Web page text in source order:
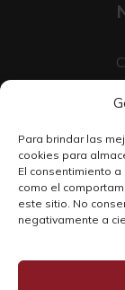
Para brindar las
cookies para
El consentimiento
como el
este sitio. No
negativamente a